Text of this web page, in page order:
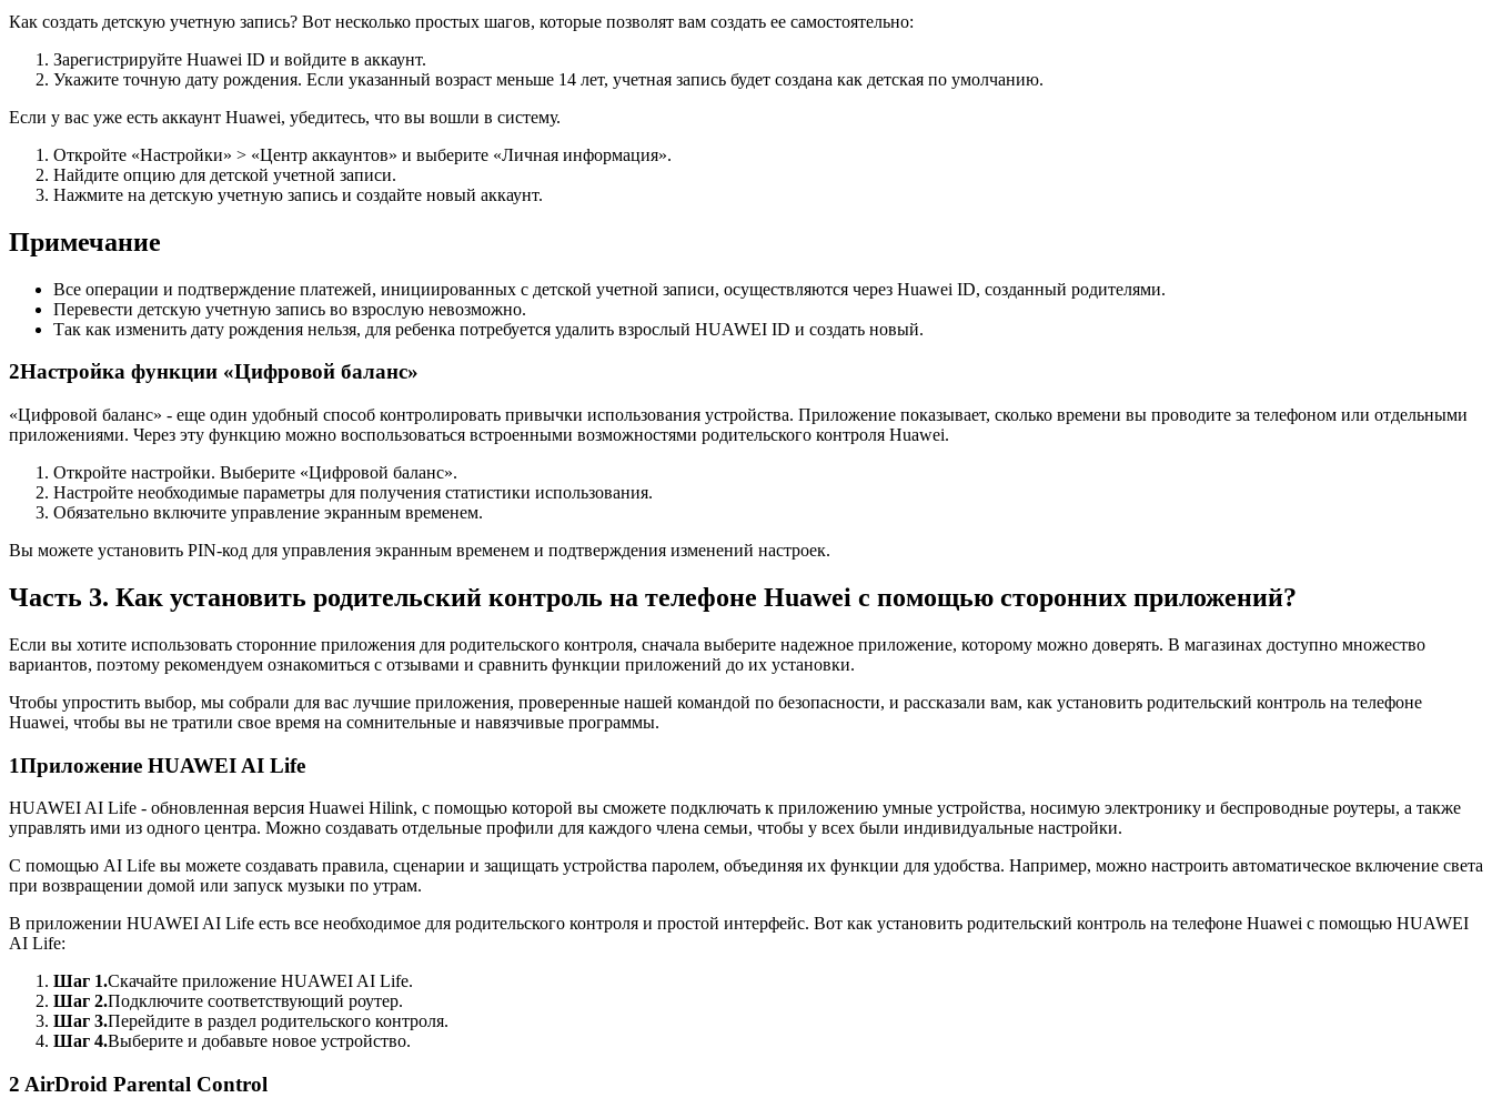
Как создать детскую учетную запись? Вот несколько простых шагов, которые позволят вам создать ее самостоятельно:
Зарегистрируйте Huawei ID и войдите в аккаунт.
Укажите точную дату рождения. Если указанный возраст меньше 14 лет, учетная запись будет создана как детская по умолчанию.
Если у вас уже есть аккаунт Huawei, убедитесь, что вы вошли в систему.
Откройте «Настройки» > «Центр аккаунтов» и выберите «Личная информация».
Найдите опцию для детской учетной записи.
Нажмите на детскую учетную запись и создайте новый аккаунт.
Примечание
Все операции и подтверждение платежей, инициированных с детской учетной записи, осуществляются через Huawei ID, созданный родителями.
Перевести детскую учетную запись во взрослую невозможно.
Так как изменить дату рождения нельзя, для ребенка потребуется удалить взрослый HUAWEI ID и создать новый.
2Настройка функции «Цифровой баланс»
«Цифровой баланс» - еще один удобный способ контролировать привычки использования устройства. Приложение показывает, сколько времени вы проводите за телефоном или отдельными
приложениями. Через эту функцию можно воспользоваться встроенными возможностями родительского контроля Huawei.
Откройте настройки. Выберите «Цифровой баланс».
Настройте необходимые параметры для получения статистики использования.
Обязательно включите управление экранным временем.
Вы можете установить PIN-код для управления экранным временем и подтверждения изменений настроек.
Часть 3. Как установить родительский контроль на телефоне Huawei с помощью сторонних приложений?
Если вы хотите использовать сторонние приложения для родительского контроля, сначала выберите надежное приложение, которому можно доверять. В магазинах доступно множество
вариантов, поэтому рекомендуем ознакомиться с отзывами и сравнить функции приложений до их установки.
Чтобы упростить выбор, мы собрали для вас лучшие приложения, проверенные нашей командой по безопасности, и рассказали вам, как установить родительский контроль на телефоне
Huawei, чтобы вы не тратили свое время на сомнительные и навязчивые программы.
1Приложение HUAWEI AI Life
HUAWEI AI Life - обновленная версия Huawei Hilink, с помощью которой вы сможете подключать к приложению умные устройства, носимую электронику и беспроводные роутеры, а также
управлять ими из одного центра. Можно создавать отдельные профили для каждого члена семьи, чтобы у всех были индивидуальные настройки.
С помощью AI Life вы можете создавать правила, сценарии и защищать устройства паролем, объединяя их функции для удобства. Например, можно настроить автоматическое включение света
при возвращении домой или запуск музыки по утрам.
В приложении HUAWEI AI Life есть все необходимое для родительского контроля и простой интерфейс. Вот как установить родительский контроль на телефоне Huawei с помощью HUAWEI
AI Life:
Шаг 1.Скачайте приложение HUAWEI AI Life.
Шаг 2.Подключите соответствующий роутер.
Шаг 3.Перейдите в раздел родительского контроля.
Шаг 4.Выберите и добавьте новое устройство.
2 AirDroid Parental Control